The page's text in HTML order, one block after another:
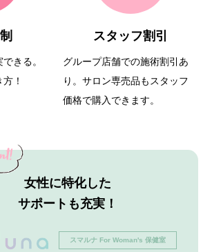
きる。
！
スタッフ割引
グループ店舗での施術割引あ
り。サロン専売品もスタッフ
価格で購入できます。
女性に特化した
サポートも充実！
スマルナ For Woman's 保健室